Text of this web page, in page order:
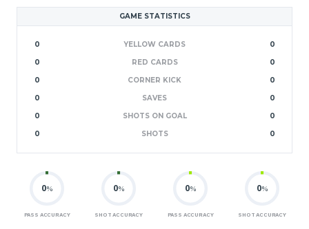
GAME STATISTICS
0 YELLOW CARDS
0
0
RED CARDS
0
0
CORNER KICK
0
0
SAVES
0
0
SHOTS ON GOAL
0
0
SHOTS 0
0%
PASS ACCURACY
0%
SHOT ACCURACY
0%
PASS ACCURACY
0%
SHOT ACCURACY